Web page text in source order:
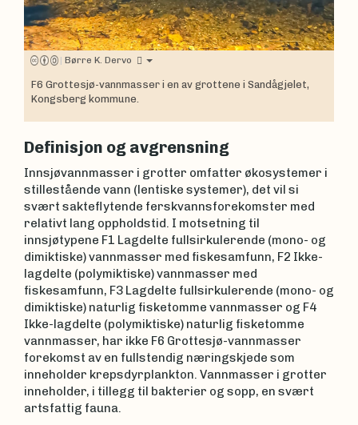
| Børre K. Dervo
F6 Grottesjø-vannmasser i en av grottene i Sandågjelet,
Kongsberg kommune.
Definisjon og avgrensning
Innsjøvannmasser i grotter omfatter økosystemer i
stillestående vann (lentiske systemer), det vil si
svært sakteflytende ferskvannsforekomster med
relativt lang oppholdstid. I motsetning til
innsjøtypene F1 Lagdelte fullsirkulerende (mono- og
dimiktiske) vannmasser med fiskesamfunn, F2 Ikke-
lagdelte (polymiktiske) vannmasser med
fiskesamfunn, F3 Lagdelte fullsirkulerende (mono- og
dimiktiske) naturlig fisketomme vannmasser og F4
Ikke-lagdelte (polymiktiske) naturlig fisketomme
vannmasser, har ikke F6 Grottesjø-vannmasser
forekomst av en fullstendig næringskjede som
inneholder krepsdyrplankton. Vannmasser i grotter
inneholder, i tillegg til bakterier og sopp, en svært
artsfattig fauna.